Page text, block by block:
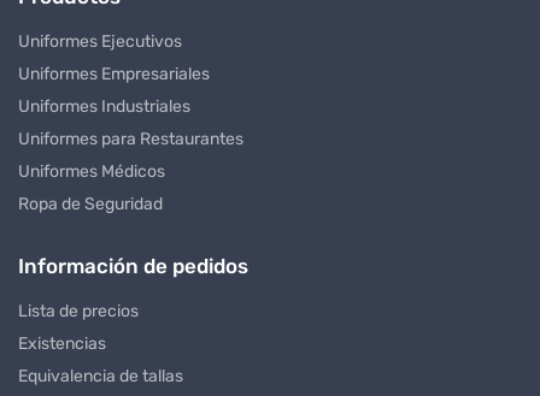
Uniformes Ejecutivos
Uniformes Empresariales
Uniformes Industriales
Uniformes para Restaurantes
Uniformes Médicos
Ropa de Seguridad
Información de pedidos
Lista de precios
Existencias
Equivalencia de tallas